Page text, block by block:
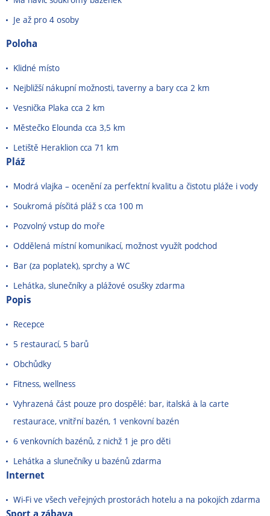
Je až pro 4 osoby
Poloha
Klidné místo
Nejbližší nákupní možnosti, taverny a bary cca 2 km
Vesnička Plaka cca 2 km
Městečko Elounda cca 3,5 km
Letiště Heraklion cca 71 km
Pláž
Modrá vlajka – ocenění za perfektní kvalitu a čistotu pláže i vody
Soukromá písčitá pláž s cca 100 m
Pozvolný vstup do moře
Oddělená místní komunikací, možnost využít podchod
Bar (za poplatek), sprchy a WC
Lehátka, slunečníky a plážové osušky zdarma
Popis
Recepce
5 restaurací, 5 barů
Obchůdky
Fitness, wellness
Vyhrazená část pouze pro dospělé: bar, italská à la carte
restaurace, vnitřní bazén, 1 venkovní bazén
6 venkovních bazénů, z nichž 1 je pro děti
Lehátka a slunečníky u bazénů zdarma
Internet
Wi-Fi ve všech veřejných prostorách hotelu a na pokojích zdarma